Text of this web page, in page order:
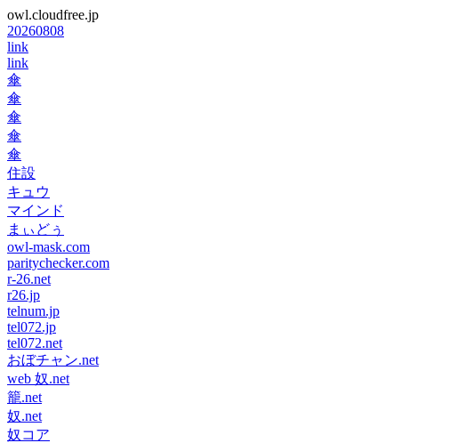
owl.cloudfree.jp
20260808
link
link
傘
傘
傘
傘
傘
住設
キュウ
マインド
まぃどぅ
owl-mask.com
paritychecker.com
r-26.net
r26.jp
telnum.jp
tel072.jp
tel072.net
おぼチャン.net
web 奴.net
籠.net
奴.net
奴コア